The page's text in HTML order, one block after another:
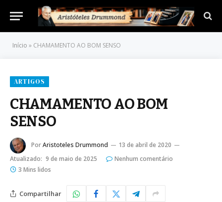
Início » CHAMAMENTO AO BOM SENSO
ARTIGOS
CHAMAMENTO AO BOM
SENSO
PorAristoteles Drummond
13 de abril de 2020
Atualizado: 9 de maio de 2025
Nenhum comentário
3 Mins lidos
Compartilhar